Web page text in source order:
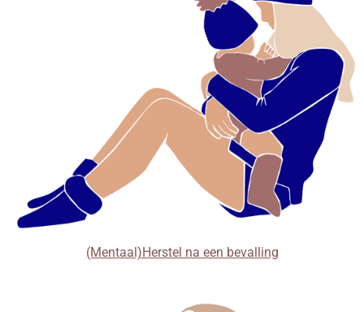
(Mentaal)Herstel na een bevalling